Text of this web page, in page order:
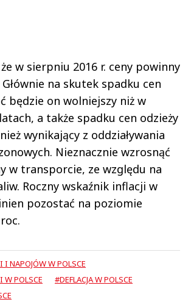
w sierpniu 2016 r. ceny powinny
na skutek spadku cen
będzie on wolniejszy niż w
a także spadku cen odzieży
wynikający z oddziaływania
Nieznacznie wzrosnąć
w transporcie, ze względu na
Roczny wskaźnik inflacji w
pozostać na poziomie
I NAPOJÓW W POLSCE
W POLSCE
#DEFLACJA W POLSCE